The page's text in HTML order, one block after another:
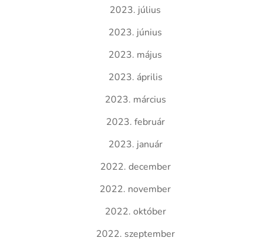
2023. július
2023. június
2023. május
2023. április
2023. március
2023. február
2023. január
2022. december
2022. november
2022. október
2022. szeptember